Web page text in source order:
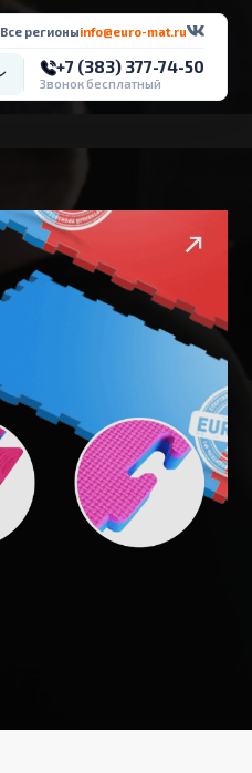
Все регионыinfo@euro-mat.ru
+7 (383) 377-74-50
Звонок бесплатный